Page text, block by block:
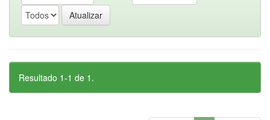
Resultado 1-1 de 1.